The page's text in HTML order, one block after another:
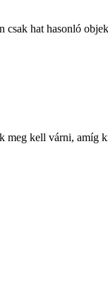
csak hat hasonló
meg kell várni,